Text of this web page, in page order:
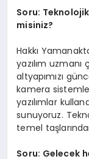
Soru:
misiniz?
Hakkı
yazılım
altyapımızı
kamera
yazılımlar
sunuyoruz.
temel
Soru: Gelecek